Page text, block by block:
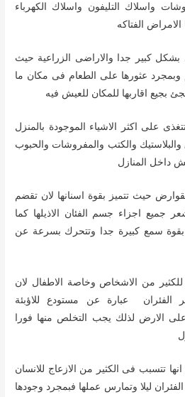
واسلاك التليفون واسلاك الكهرباء
الفتاكه
بشكل كبير جدا والاراضى الزراعية حيث
عثورها على الطعام فى مكان ما
بجيع اقاربها للمكان للعيش فيه
على اكثر الاشياء الموجودة بالمنزل
والبلاستيك والكتب والمفروشات والحبوب
داخل المنازل
حيث تتميز بقوة اسنانها لان تقضم
جميع اجزاء جسم الفئان الاذيلها كما
بقوة سمع كبيرة جدا وتتحرك بسرعة عن
للكثير من الاشخاص وخاصة الاطفال لان
الفئران عبارة عن مستودع للاؤبئة
الارض لذلك يجب التخلص منها فورا
تتسبب فى الكثير من الازعاج للانسان
ليلا وتمارس عملها فبمجرد وجودها